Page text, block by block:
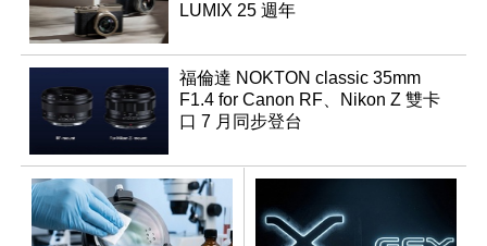
LUMIX 25 週年
福倫達 NOKTON classic 35mm
F1.4 for Canon RF、Nikon Z 雙卡
口 7 月同步登台